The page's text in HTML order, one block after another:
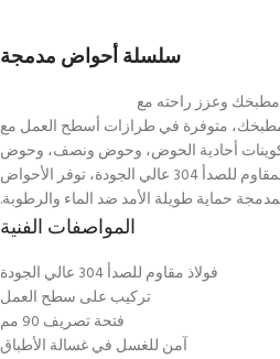
سلسلة أحواض مدمجة
وعزز راحته مع
متوفرة في طرازات أسطح العمل مع
أحادية الحوض، وحوض ونصف، وحوض
مزدوج. مصنوعة من الفولاذ المقاوم للصدأ 304 عالي الجودة، توفر الأحواض
حماية طويلة الأمد ضد الماء والرطوبة.
المواصفات الفنية
فولاذ مقاوم للصدأ 304 عالي الجودة
تركيب على سطح العمل
فتحة تصريف 90 مم
آمن للغسل في غسالة الأطباق